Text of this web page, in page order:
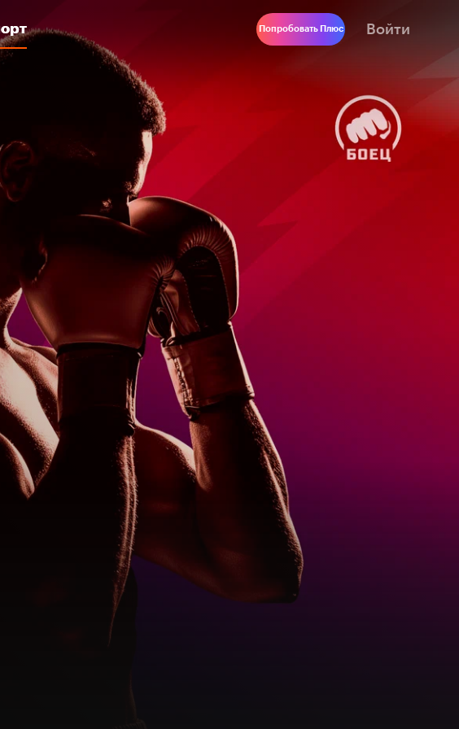
Попробовать Плюс Войти